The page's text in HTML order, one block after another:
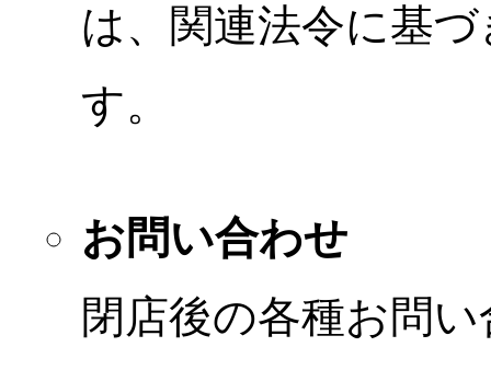
は、関連法令に基
す。
お問い合わせ
閉店後の各種お問